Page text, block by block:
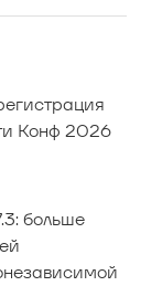
Конф 2026
больше